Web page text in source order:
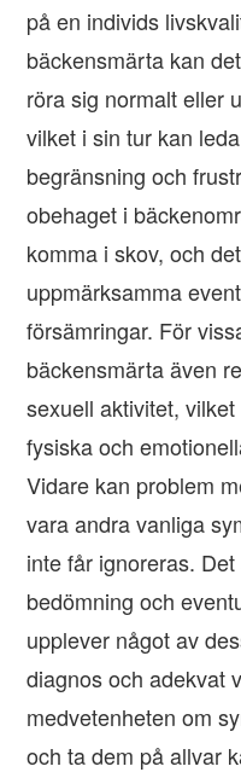
på en individs
bäckensmärta kan
röra sig normalt eller
vilket i sin tur kan
begränsning och
obehaget i
komma i skov, och
uppmärksamma
försämringar. För
bäckensmärta även
sexuell aktivitet,
fysiska och
Vidare kan problem
vara andra vanliga
inte får ignoreras.
bedömning och
upplever något av
diagnos och adekvat
medvetenheten om
och ta dem på allvar